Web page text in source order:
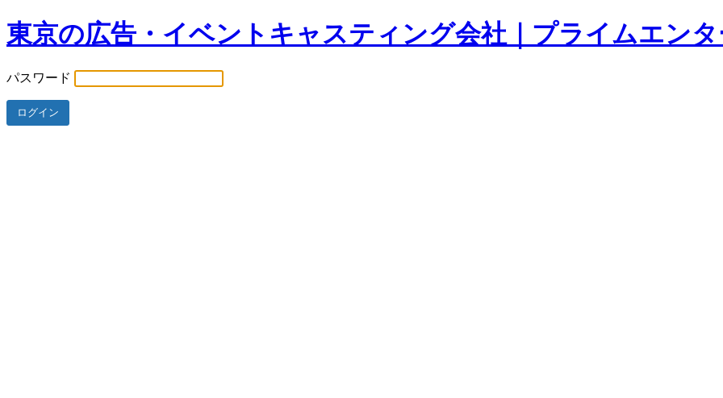
東京の広告・イベントキャスティング会社｜プライムエン
パスワード